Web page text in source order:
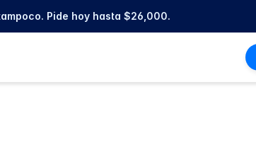
Pide hoy hasta $26,000.